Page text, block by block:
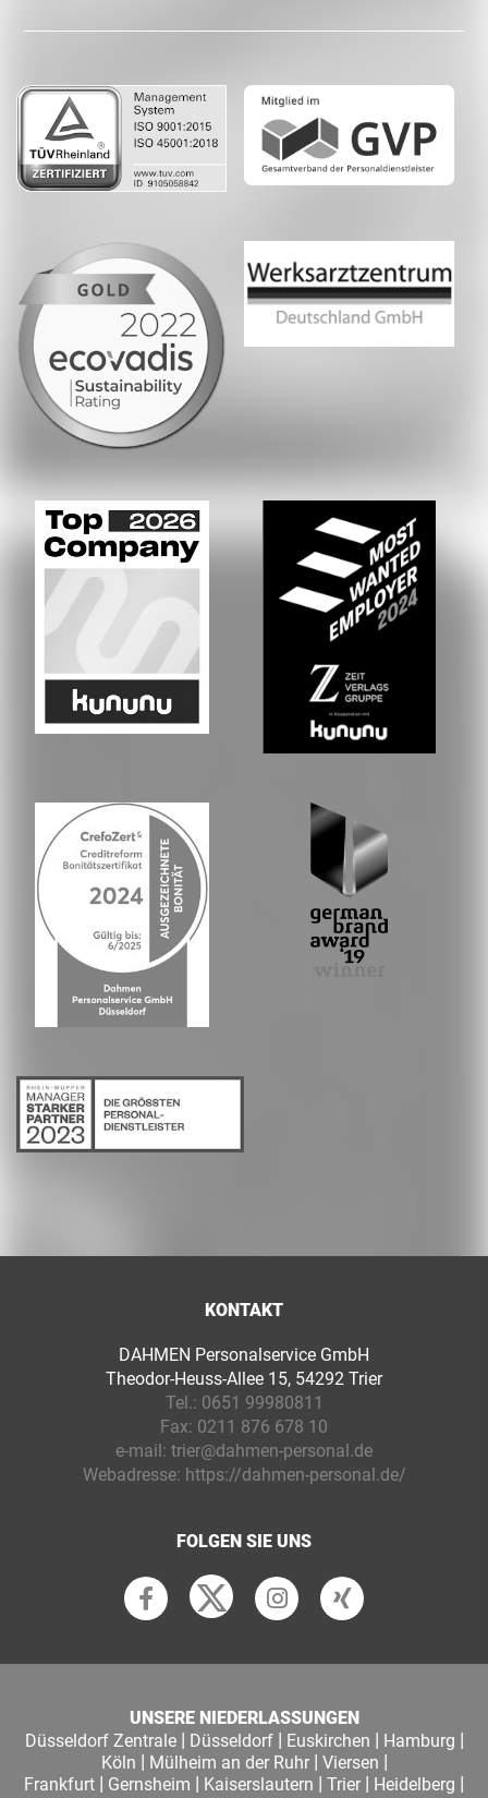
KONTAKT
DAHMEN Personalservice GmbH
Theodor-Heuss-Allee 15, 54292 Trier
Tel.: 0651 99980811
Fax: 0211 876 678 10
e-mail: trier@dahmen-personal.de
Webadresse: https://dahmen-personal.de/
FOLGEN SIE UNS
UNSERE NIEDERLASSUNGEN
Düsseldorf Zentrale| Düsseldorf| Euskirchen | Hamburg |
Köln | Mülheim an der Ruhr| Viersen |
Frankfurt | Gernsheim | Kaiserslautern | Trier | Heidelberg |